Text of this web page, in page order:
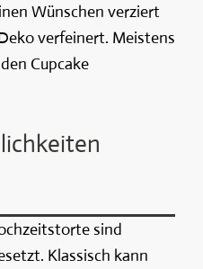
Wünschen verziert
verfeinert. Meistens
Cupcake
sind
Klassisch kann